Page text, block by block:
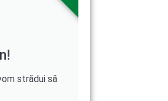
strădui să